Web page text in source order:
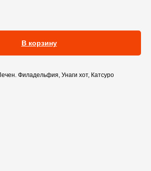
В корзину
Филадельфия, Унаги хот, Катсуро